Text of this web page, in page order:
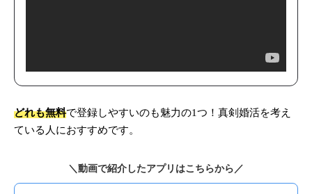
どれも無料で登録しやすいのも魅力の1つ！真剣婚活を考え
ている人におすすめです。
＼動画で紹介したアプリはこちらから／